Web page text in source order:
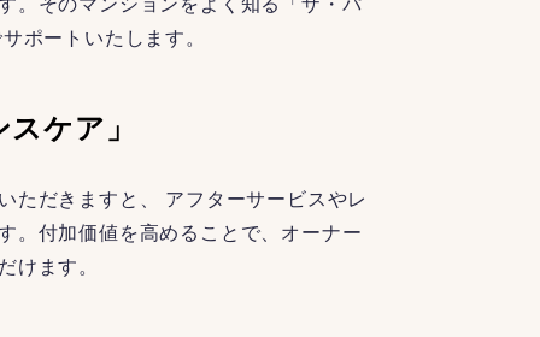
。そのマンションをよく知る「ザ・パ
ポートいたします。
ケア」
ただきますと、 アフターサービスやレ
。付加価値を高めることで、オーナー
けます。